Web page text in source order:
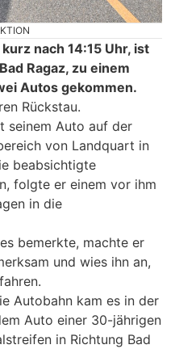
nach 14:15 Uhr, ist
Ragaz, zu einem
Autos gekommen.
Rückstau.
seinem Auto auf der
von Landquart in
beabsichtigte
folgte er einem vor ihm
in die
bemerkte, machte er
und wies ihn an,
Autobahn kam es in der
Auto einer 30-jährigen
in Richtung Bad